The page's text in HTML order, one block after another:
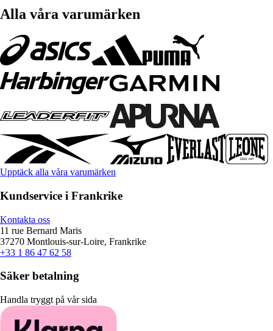
Alla våra varumärken
Upptäck alla våra varumärken
Kundservice i Frankrike
Kontakta oss
11 rue Bernard Maris
37270 Montlouis-sur-Loire, Frankrike
+33 1 86 47 62 58
Säker betalning
Handla tryggt på vår sida